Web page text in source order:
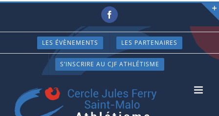
Passer
contenu
Facebook
LES ÉVÈNEMENTS LES PARTENAIRES
S’INSCRIRE AU CJF ATHLÉTISME